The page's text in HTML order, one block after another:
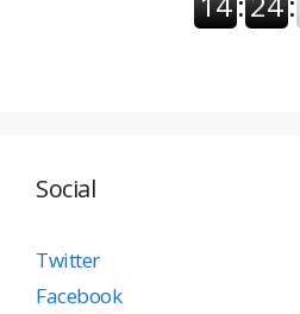
Social
Twitter
Facebook